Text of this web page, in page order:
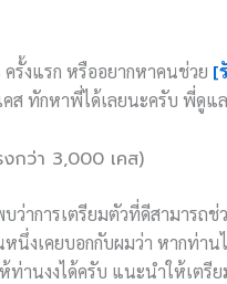
รั้งแรก หรืออยากหาคนช่วย [
ส ทักหาพี่ได้เลยนะครับ พี่ดูแ
กว่า 3,000 เคส)
าการเตรียมตัวที่ดีสามารถช่
นึ่งเคยบอกกับผมว่า หากท่าน
านงงได้ครับ แนะนำให้เตรี